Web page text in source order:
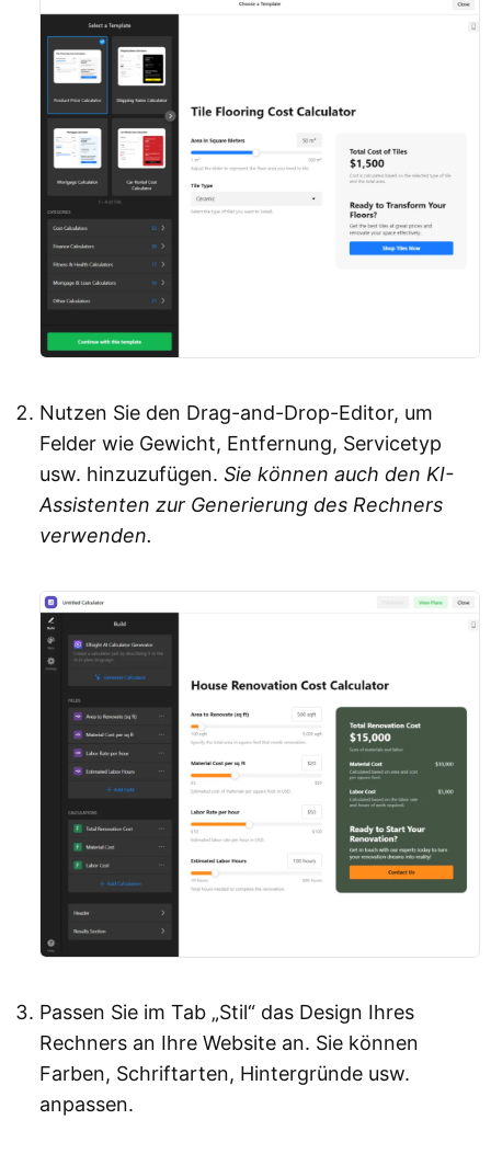
Nutzen Sie den Drag-and-Drop-Editor, um
Felder wie Gewicht, Entfernung, Servicetyp
usw. hinzuzufügen. Sie können auch den KI-
Assistenten zur Generierung des Rechners
verwenden.
Passen Sie im Tab „Stil“ das Design Ihres
Rechners an Ihre Website an. Sie können
Farben, Schriftarten, Hintergründe usw.
anpassen.